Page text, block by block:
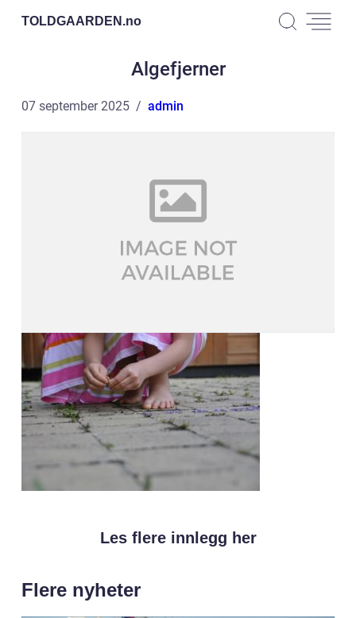
TOLDGAARDEN.no
Algefjerner
07 september 2025 admin
Les flere innlegg her
Flere nyheter